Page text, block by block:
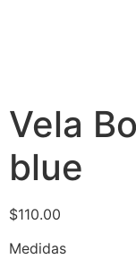
Vela
blue
$110.00
Medidas